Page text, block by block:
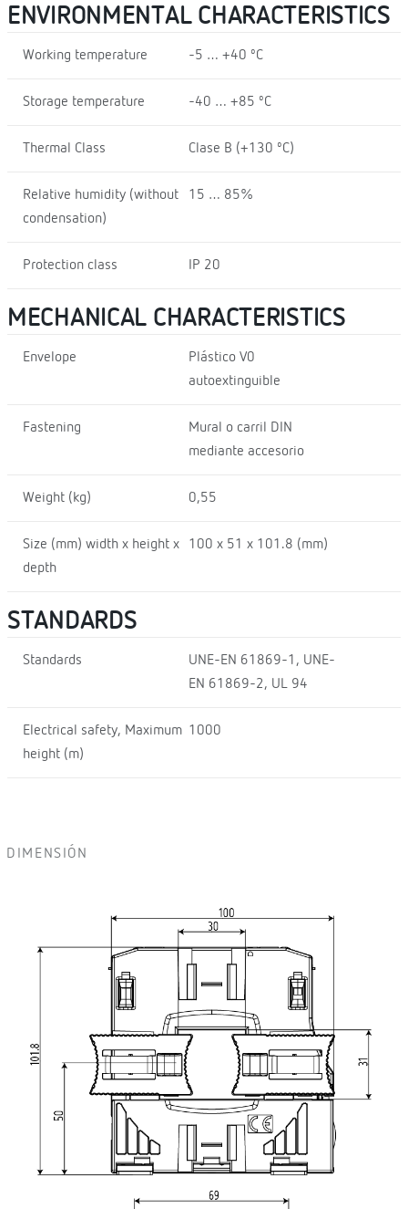
ENVIRONMENTAL CHARACTERISTICS
Working temperature -5 … +40 ºC
Storage temperature -40 … +85 ºC
Thermal Class Clase B (+130 ºC)
Relative humidity (without
condensation)
15 … 85%
Protection class IP 20
MECHANICAL CHARACTERISTICS
Envelope
Plástico V0
autoextinguible
Fastening
Mural o carril DIN
mediante accesorio
Weight (kg) 0,55
Size (mm) width x height x
depth
100 x 51 x 101.8 (mm)
STANDARDS
Standards
UNE-EN 61869-1, UNE-
EN 61869-2, UL 94
Electrical safety, Maximum
height (m)
1000
DIMENSIÓN